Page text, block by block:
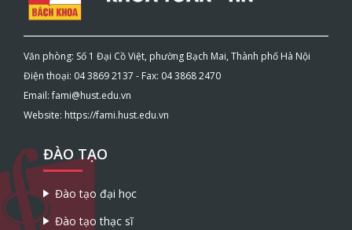
Văn phòng: Số 1 Đại Cồ Việt, phường Bạch Mai, Thành phố Hà Nội
Điện thoại: 04 3869 2137 - Fax: 04 3868 2470
Email: fami@hust.edu.vn
Website: https://fami.hust.edu.vn
ĐÀO TẠO
Đào tạo đại học
Đào tạo thạc sĩ